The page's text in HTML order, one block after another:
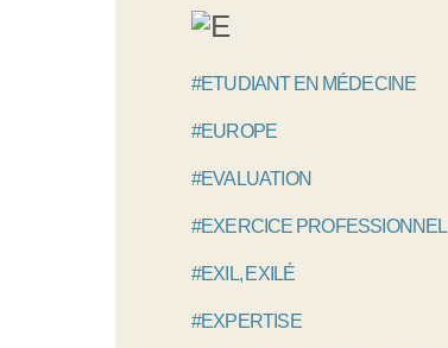
#ETUDIANT EN MÉDECINE
#EUROPE
#EVALUATION
#EXERCICE PROFESSIONNEL
#EXIL, EXILÉ
#EXPERTISE